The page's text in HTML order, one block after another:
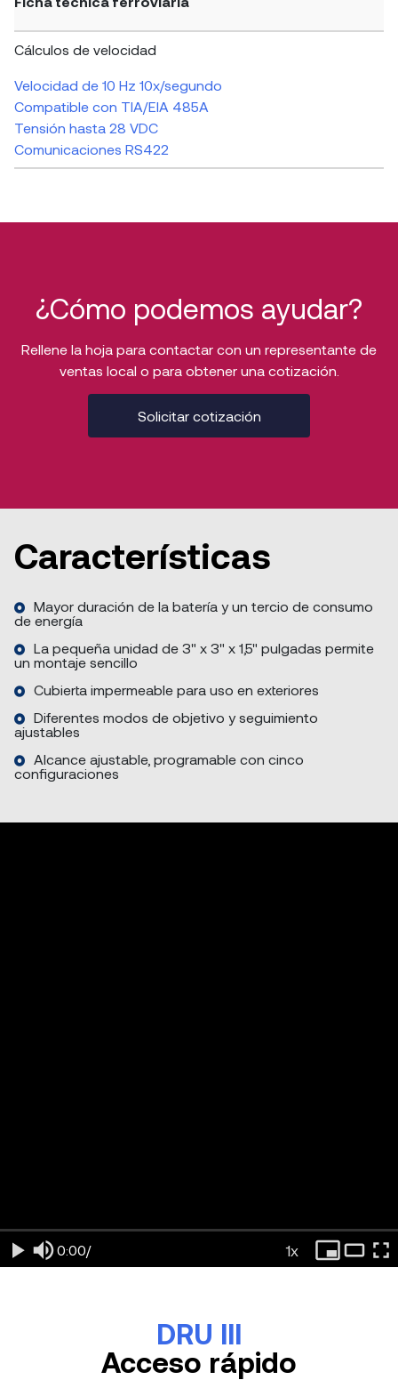
Cálculos de velocidad
Velocidad de 10 Hz 10x/segundo
Compatible con TIA/EIA 485A
Tensión hasta 28 VDC
Comunicaciones RS422
¿Cómo podemos ayudar?
Rellene la hoja para contactar con un representante de
ventas local o para obtener una cotización.
Solicitar cotización
Características
Mayor duración de la batería y un tercio de consumo
de energía
La pequeña unidad de 3" x 3" x 1,5" pulgadas permite
un montaje sencillo
Cubierta impermeable para uso en exteriores
Diferentes modos de objetivo y seguimiento
ajustables
Alcance ajustable, programable con cinco
configuraciones
0:00/ 1x
DRU III​
Acceso rápido